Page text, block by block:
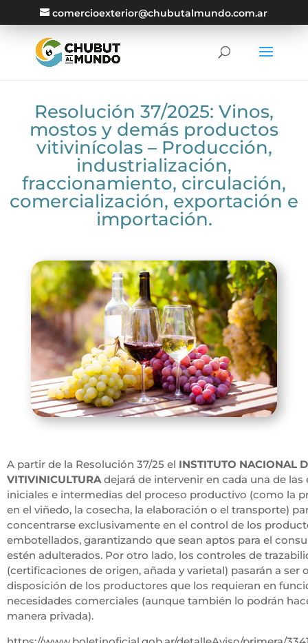
comercioexterior@chubutalmundo.com.ar
Resolución 37/2025: Vinos,
mostos y demás productos
vitivinícolas – Producción,
industrialización,
fraccionamiento, circulación,
comercialización, exportación e
importación.
A partir de la Resolución 37/25 el INSTITUTO NACIONAL
VITIVINICULTURAdejará de intervenir en cada una de las
iniciales e intermedias del proceso productivo (como la
en el viñedo, la cosecha, la elaboración o el transporte)
concentrarse exclusivamente en el control de los
embotellados, garantizando que sean aptos para el
estén adulterados. Por otro lado, los controles de
(certificaciones de origen, añada y varietal) pasarán a ser
disposición de los productores que los requieran en
necesidades comerciales (aunque también lo podrán
manera privada).